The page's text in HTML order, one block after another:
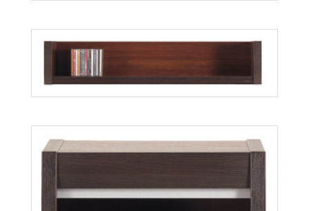
Forrest FR14
Więcej